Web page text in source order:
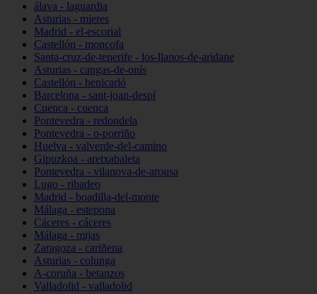
álava - laguardia
Asturias - mieres
Madrid - el-escorial
Castellón - moncofa
Santa-cruz-de-tenerife - los-llanos-de-aridane
Asturias - cangas-de-onís
Castellón - benicarló
Barcelona - sant-joan-despí
Cuenca - cuenca
Pontevedra - redondela
Pontevedra - o-porriño
Huelva - valverde-del-camino
Gipuzkoa - aretxabaleta
Pontevedra - vilanova-de-arousa
Lugo - ribadeo
Madrid - boadilla-del-monte
Málaga - estepona
Cáceres - cáceres
Málaga - mijas
Zaragoza - cariñena
Asturias - colunga
A-coruña - betanzos
Valladolid - valladolid